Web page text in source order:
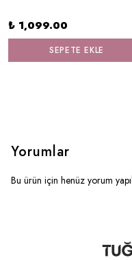
₺ 1,099.00
SEPETE EKLE
Yorumlar
Bu ürün için henüz yorum